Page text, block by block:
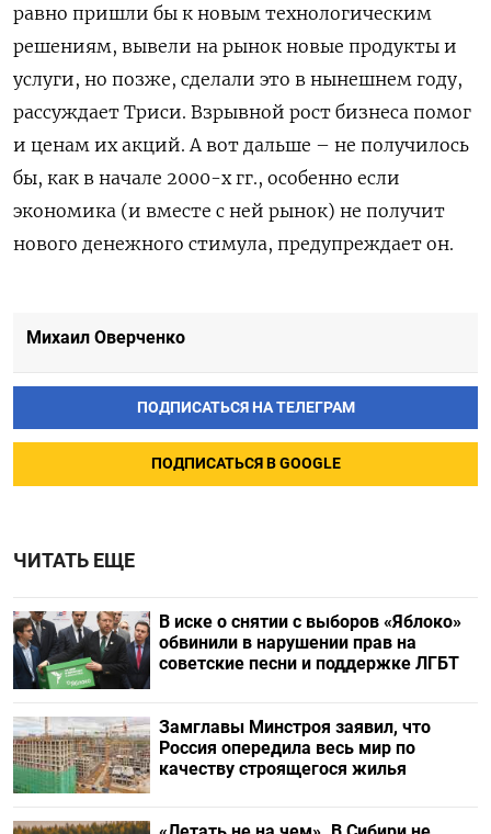
равно пришли бы к новым технологическим
решениям, вывели на рынок новые продукты и
услуги, но позже, сделали это в нынешнем году,
рассуждает Триси. Взрывной рост бизнеса помог
и ценам их акций. А вот дальше – не получилось
бы, как в начале 2000-х гг., особенно если
экономика (и вместе с ней рынок) не получит
нового денежного стимула, предупреждает он.
Михаил Оверченко
ПОДПИСАТЬСЯ НА ТЕЛЕГРАМ
ПОДПИСАТЬСЯ В GOOGLE
ЧИТАТЬ ЕЩЕ
В иске о снятии с выборов «Яблоко»
обвинили в нарушении прав на
советские песни и поддержке ЛГБТ
Замглавы Минстроя заявил, что
Россия опередила весь мир по
качеству строящегося жилья